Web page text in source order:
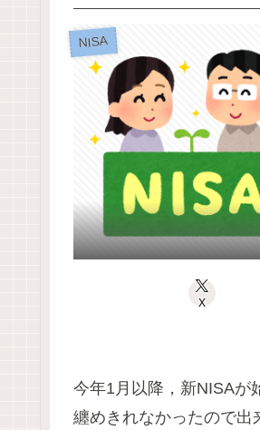
NISA
X
今年1月以降，新NISAが
纏めきれなかったので出